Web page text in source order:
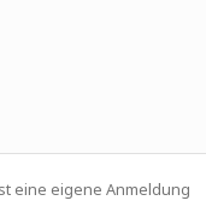
eine eigene Anmeldung